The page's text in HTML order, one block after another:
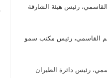
رئيس هيئة الشارقة
القاسمي، رئيس مكتب سمو
رئيس دائرة الطيران